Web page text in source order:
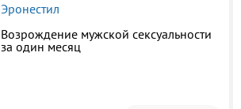
Эронестил
Возрождение мужской сексуальности
за один месяц